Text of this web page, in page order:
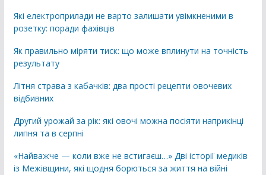
Які електроприлади не варто залишати увімкненими в
розетку: поради фахівців
Як правильно міряти тиск: що може вплинути на точність
результату
Літня страва з кабачків: два прості рецепти овочевих
відбивних
Другий урожай за рік: які овочі можна посіяти наприкінці
липня та в серпні
«Найважче — коли вже не встигаєш…» Дві історії медиків
із Межівщини, які щодня борються за життя на війні